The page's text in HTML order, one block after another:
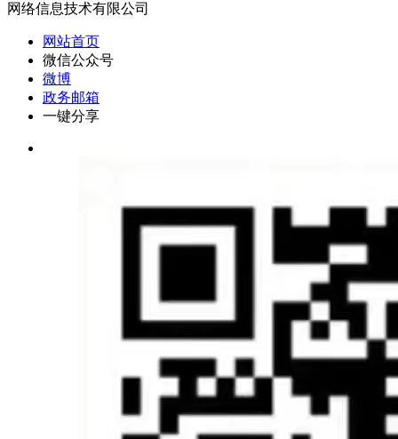
网络信息技术有限公司
网站首页
微信公众号
微博
政务邮箱
一键分享